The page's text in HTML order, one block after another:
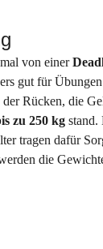
von einer
gut für
Rücken, die
zu 250 kg stand.
tragen dafür
die